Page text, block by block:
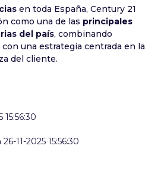
en toda España, Century 21
como una de las principales
del país, combinando
una estrategia centrada en la
del cliente.
15:56:30
11-2025 15:56:30